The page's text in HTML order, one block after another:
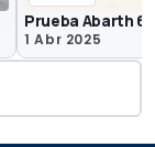
Prueba Abarth
1 Abr 2025